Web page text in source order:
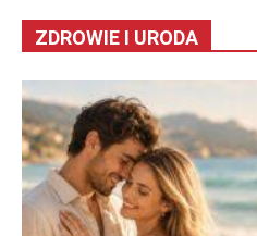
ZDROWIE I URODA